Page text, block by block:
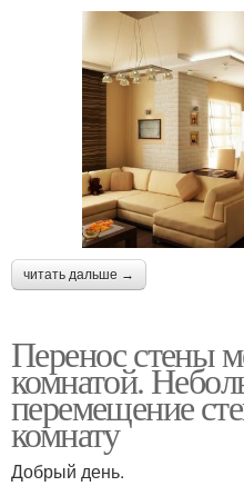
читать дальше →
Перенос стены
комнатой.
перемещение
комнату
Добрый день.